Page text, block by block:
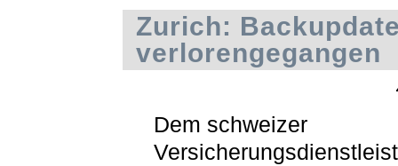
Zurich:
verlorengegangen
Dem schweizer